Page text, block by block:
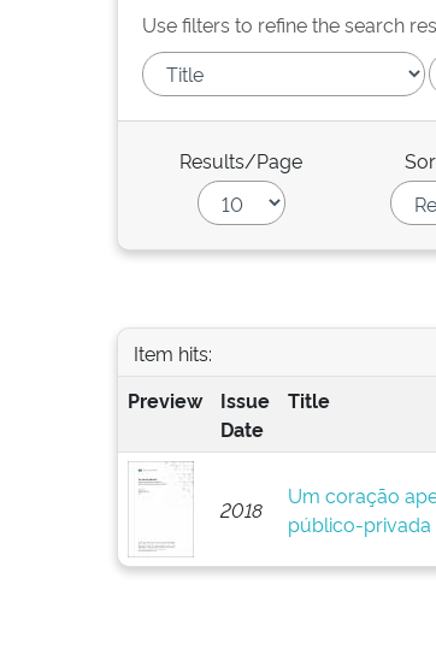
Use filters to refine the search
Results/Page
Item hits:
Preview
Issue
Date
Title
2018
Um coração
público-privada